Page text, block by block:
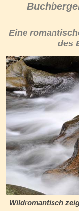
Eine
des
Wildromantisch